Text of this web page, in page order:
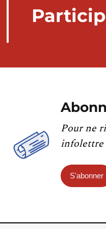
Pour ne
infolettre
S'abonner